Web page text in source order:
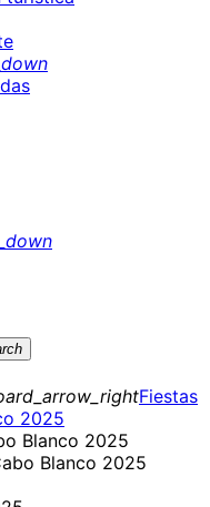
Fiestas
2025
Blanco 2025